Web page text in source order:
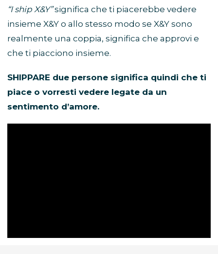
“I ship X&Y”significa che ti piacerebbe vedere
insieme X&Y o allo stesso modo se X&Y sono
realmente una coppia, significa che approvi e
che ti piacciono insieme.
SHIPPARE due persone significa quindi che ti
piace o vorresti vedere legate da un
sentimento d’amore.